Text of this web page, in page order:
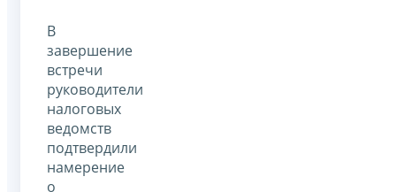
В
завершение
встречи
руководители
налоговых
ведомств
подтвердили
намерение
о